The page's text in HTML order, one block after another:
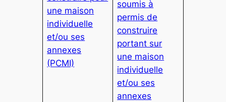
une maison
individuelle
et/ou ses
annexes
(PCMI)
soumis à
permis de
construire
portant sur
une maison
individuelle
et/ou ses
annexes